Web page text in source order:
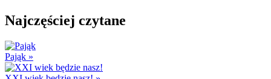
Najczęściej czytane
Pająk »